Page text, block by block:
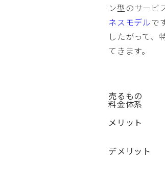
ン型のサービ
ネスモデルで
したがって、
てきます。
売るもの
料金体系
メリット
デメリット